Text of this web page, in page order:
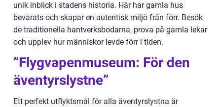
unik inblick i stadens historia. Här har gamla hus
bevarats och skapar en autentisk miljö från förr. Besök
de traditionella hantverksbodarna, prova på gamla lekar
och upplev hur människor levde förr i tiden.
”Flygvapenmuseum: För den
äventyrslystne”
Ett perfekt utflyktsmål för alla äventyrslystna är